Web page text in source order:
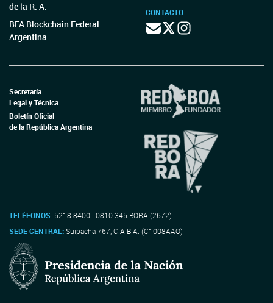
de la R. A.
BFA Blockchain Federal
Argentina
CONTACTO
Secretaría
Legal y Técnica
Boletín Oficial
de la República Argentina
TELÉFONOS: 5218-8400 - 0810-345-BORA (2672)
SEDE CENTRAL:Suipacha 767, C.A.B.A. (C1008AAO)